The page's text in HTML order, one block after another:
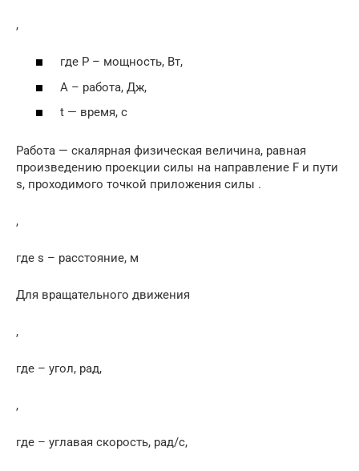
,
где P – мощность, Вт,
A – работа, Дж,
t — время, с
Работа — скалярная физическая величина, равная
произведению проекции силы на направление F и пути
s, проходимого точкой приложения силы .
,
где s – расстояние, м
Для вращательного движения
,
где – угол, рад,
,
где – углавая скорость, рад/с,